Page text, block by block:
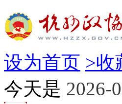
设为首页 >收
今天是 2026-